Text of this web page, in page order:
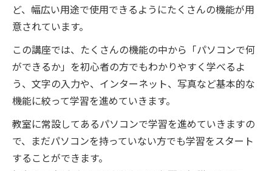
ど、幅広い用途で使用できるようにたくさんの機能が用
意されています。
この講座では、たくさんの機能の中から「パソコンで何
ができるか」を初心者の方でもわかりやすく学べるよ
う、文字の入力や、インターネット、写真など基本的な
機能に絞って学習を進めていきます。
教室に常設してあるパソコンで学習を進めていきますの
で、まだパソコンを持っていない方でも学習をスタート
することができます。